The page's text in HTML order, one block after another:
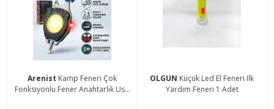
Arenist Kamp Feneri Çok
Fonksiyonlu Fener Anahtarlık Usb
OLGUN Küçük Led El Feneri Ilk
Yardım Feneri 1 Adet